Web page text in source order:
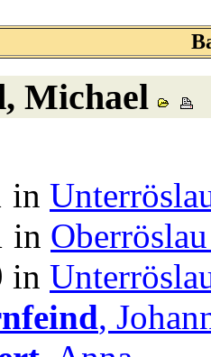
, Michael
in
in
in
,